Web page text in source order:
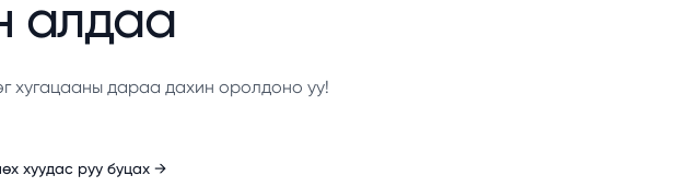
алдаа
хугацааны дараа дахин оролдоно уу!
хуудас руу буцах →